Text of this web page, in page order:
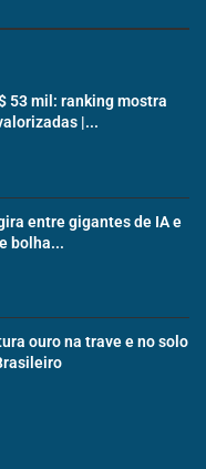
53 mil: ranking mostra
|...
entre gigantes de IA e
bolha...
ouro na trave e no solo